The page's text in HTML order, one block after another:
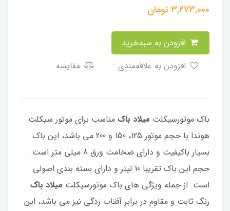
3,273,000تومان
مقایسه
باک موتورسیکلت میلاد باک مناسب برای موتور سیکلت
هوندا با حجم موتور 125، 150 و 200 می باشد، این باک
بسیار باکیفیت و دارای ضخامت ورق 8 میلی متر است.
حجم این باک تقریبا 10 لیتر و دارای بسته بندی اصولی
است. از جمله ویژگی های باک موتورسیکلت میلاد باک
رنگ ثابت و مقاوم در برابر آفتاب زدگی نیز می باشد، این